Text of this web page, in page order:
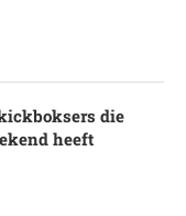
die
heeft